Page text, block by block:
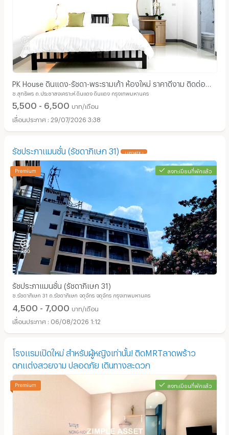
PK House ดินแดง-รัชดา-พระรามเก้า ห้องใหม่ ราคาดีงาม ติดต่อ
ผ่าน 061-865-0990 เท่านั้น ไม่มี Facebook
ซ.สุทธิพร ถ.ประชาสงเคราะห์ ดินแดง ดินแดง กรุงเทพมหานคร
5,500 - 6,500 บาท/เดือน
29/07/2026 3:38
รัชประภาแมนชั่น (รัชดาภิเษก 31) UPDATE !
ลงทะเบียนที่พักแล้ว
รัชประภาแมนชั่น (รัชดาภิเษก 31)
ซ.รัชดาภิเษก 31 ถ.รัชดาภิเษก จตุจักร จตุจักร กรุงเทพมหานคร
4,500 - 7,000 บาท/เดือน
06/08/2026 1:12
โรงแรมเปิดใหม่ สำหรับผู้หญิงเท่านั้น! ติดMRTลาดพร้าว
ตกแต่งสวยงาม ปลอดภัย เดินทางสะดวก
ลงทะเบียนที่พักแล้ว